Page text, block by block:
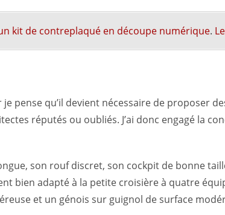
kit de contreplaqué en découpe numérique.
pense qu’il devient nécessaire de proposer
réputés ou oubliés. J’ai donc engagé la
son rouf discret, son cockpit de bonne
bien adapté à la petite croisière à quatre
et un génois sur guignol de surface